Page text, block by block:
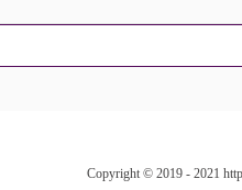
Copyright © 2019 - 2021